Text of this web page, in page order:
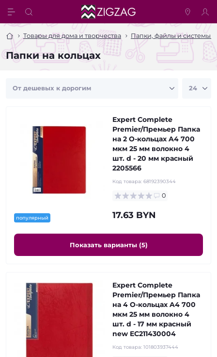
Товары для дома и творчества Папки, файлы и системы
Папки на кольцах
популярный
Expert Complete
Premier/Премьер Папка
на 2 О-кольцах A4 700
мкм 25 мм волокно 4
шт. d - 20 мм красный
2205566
Код товара: 68192390344
0
17.63 BYN
Показать варианты (5)
Expert Complete
Premier/Премьер Папка
на 4 О-кольцах A4 700
мкм 25 мм волокно 4
шт. d - 17 мм красный
new EC211430004
Код товара: 101803937444